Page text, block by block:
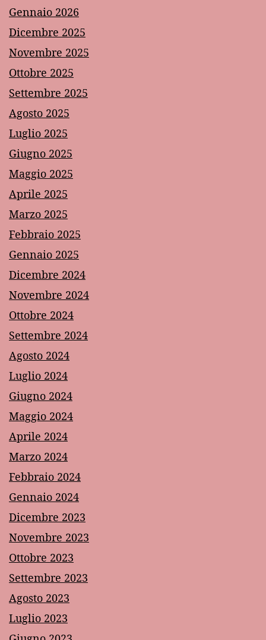
Gennaio 2026
Dicembre 2025
Novembre 2025
Ottobre 2025
Settembre 2025
Agosto 2025
Luglio 2025
Giugno 2025
Maggio 2025
Aprile 2025
Marzo 2025
Febbraio 2025
Gennaio 2025
Dicembre 2024
Novembre 2024
Ottobre 2024
Settembre 2024
Agosto 2024
Luglio 2024
Giugno 2024
Maggio 2024
Aprile 2024
Marzo 2024
Febbraio 2024
Gennaio 2024
Dicembre 2023
Novembre 2023
Ottobre 2023
Settembre 2023
Agosto 2023
Luglio 2023